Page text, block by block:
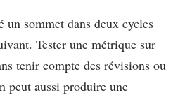
un sommet dans deux cycles
Tester une métrique sur
tenir compte des révisions ou
peut aussi produire une